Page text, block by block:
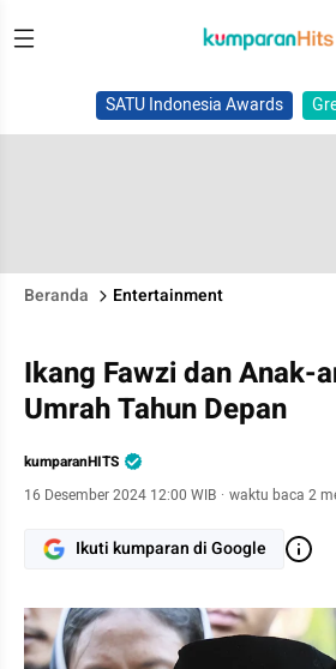
SATU Indonesia Awards
Beranda Entertainment
Ikang Fawzi dan Anak-
Umrah Tahun Depan
kumparanHITS
16 Desember 2024 12:00 WIB · waktu baca 2
Ikuti kumparan di Google